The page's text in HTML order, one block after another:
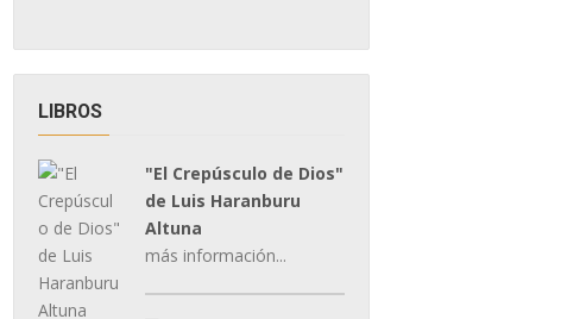
LIBROS
"El Crepúsculo de Dios"
de Luis Haranburu
Altuna
más información...